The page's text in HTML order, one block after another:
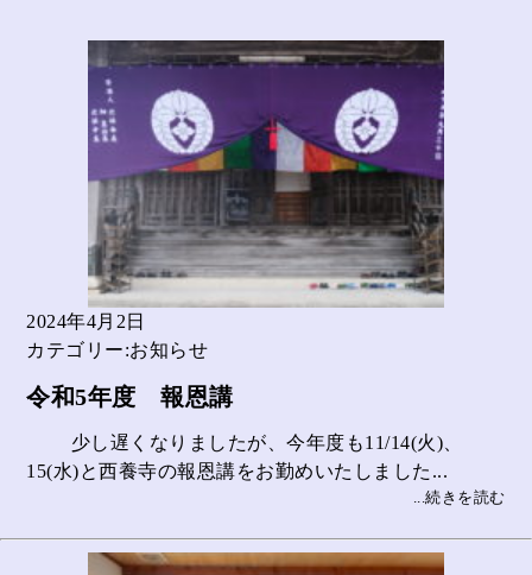
2024年4月2日
カテゴリー:お知らせ
令和5年度 報恩講
少し遅くなりましたが、今年度も11/14(火)、
15(水)と西養寺の報恩講をお勤めいたしました...
...続きを読む